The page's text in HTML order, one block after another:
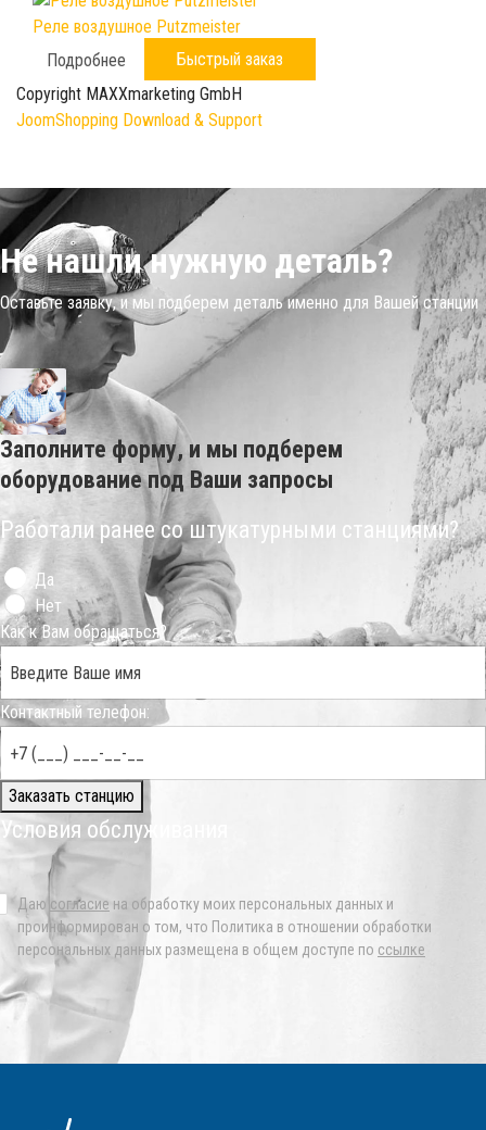
Реле воздушное Putzmeister
Подробнее
Быстрый заказ
Copyright MAXXmarketing GmbH
JoomShopping Download & Support
Не нашли нужную деталь?
Оставьте заявку, и мы подберем деталь именно для Вашей станции
Заполните форму, и мы подберем
оборудование под Ваши запросы
Работали ранее со штукатурными станциями?
Да
Нет
Как к Вам обращаться?
Контактный телефон:
Заказать станцию
Условия обслуживания
Даю согласие на обработку моих персональных данных и
проинформирован о том, что Политика в отношении обработки
персональных данных размещена в общем доступе по ссылке